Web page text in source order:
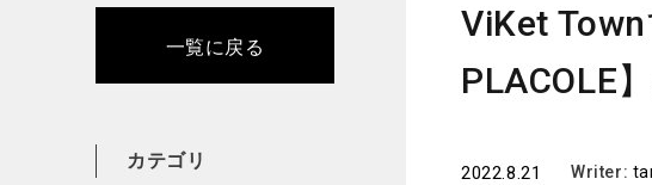
一覧に戻る
カテゴリ
ViKet
PLACOLE
2022.8.21 Writer: